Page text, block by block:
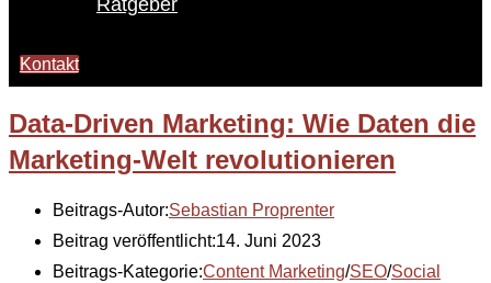
Ratgeber
Kontakt
Data-Driven Marketing: Wie Daten die
Marketing-Welt revolutionieren
Beitrags-Autor:Sebastian Proprenter
Beitrag veröffentlicht:14. Juni 2023
Beitrags-Kategorie:Content Marketing/SEO/Social